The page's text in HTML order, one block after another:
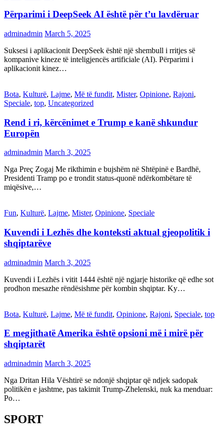
Përparimi i DeepSeek AI është për t’u lavdëruar
adminadmin March 5, 2025
Suksesi i aplikacionit DeepSeek është një shembull i rritjes së
kompanive kineze të inteligjencës artificiale (AI). Përparimi i
aplikacionit kinez…
Bota, Kulturë, Lajme, Më të fundit, Mister, Opinione, Rajoni,
Speciale, top, Uncategorized
Rend i ri, kërcënimet e Trump e kanë shkundur
Europën
adminadmin March 3, 2025
Nga Preç Zogaj Me rikthimin e bujshëm në Shtëpinë e Bardhë,
Presidenti Tramp po e trondit status-quonë ndërkombëtare të
miqësive,…
Fun, Kulturë, Lajme, Mister, Opinione, Speciale
Kuvendi i Lezhës dhe konteksti aktual gjeopolitik i
shqiptarëve
adminadmin March 3, 2025
Kuvendi i Lezhës i vitit 1444 është një ngjarje historike që edhe sot
prodhon mesazhe rëndësishme për kombin shqiptar. Ky…
Bota, Kulturë, Lajme, Më të fundit, Opinione, Rajoni, Speciale, top
E megjithatë Amerika është opsioni më i mirë për
shqiptarët
adminadmin March 3, 2025
Nga Dritan Hila Vështirë se ndonjë shqiptar që ndjek sadopak
politikën e jashtme, pas takimit Trump-Zhelenski, nuk ka menduar:
Po…
SPORT